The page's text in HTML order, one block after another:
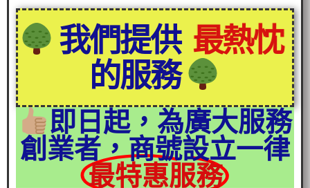
我們提供 最熱忱
的服務
即日起，為廣大服務
創業者，商號設立一律
最特惠服務